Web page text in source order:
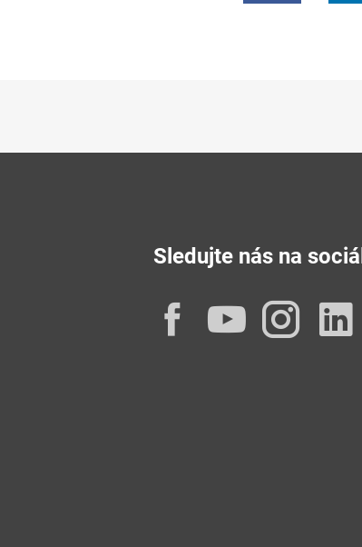
Sledujte nás na
Facebook